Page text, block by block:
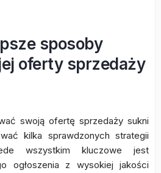
sposoby
oferty sprzedaży
swoją ofertę sprzedaży sukni
kilka sprawdzonych strategii
wszystkim kluczowe jest
ogłoszenia z wysokiej jakości